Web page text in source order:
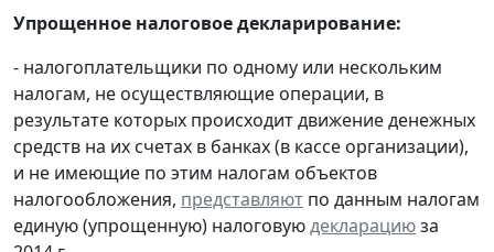
Упрощенное налоговое декларирование:
- налогоплательщики по одному или нескольким
налогам, не осуществляющие операции, в
результате которых происходит движение денежных
средств на их счетах в банках (в кассе организации),
и не имеющие по этим налогам объектов
налогообложения, представляют по данным налогам
единую (упрощенную) налоговуюдекларациюза